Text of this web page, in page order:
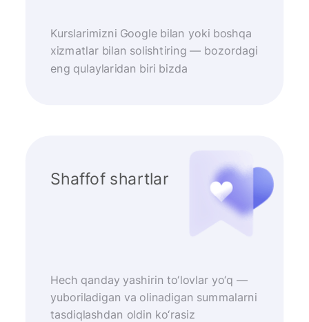
Kurslarimizni Google bilan yoki boshqa
xizmatlar bilan solishtiring — bozordagi
eng qulaylaridan biri bizda
Shaffof shartlar
Hech qanday yashirin to‘lovlar yo‘q —
yuboriladigan va olinadigan summalarni
tasdiqlashdan oldin ko‘rasiz